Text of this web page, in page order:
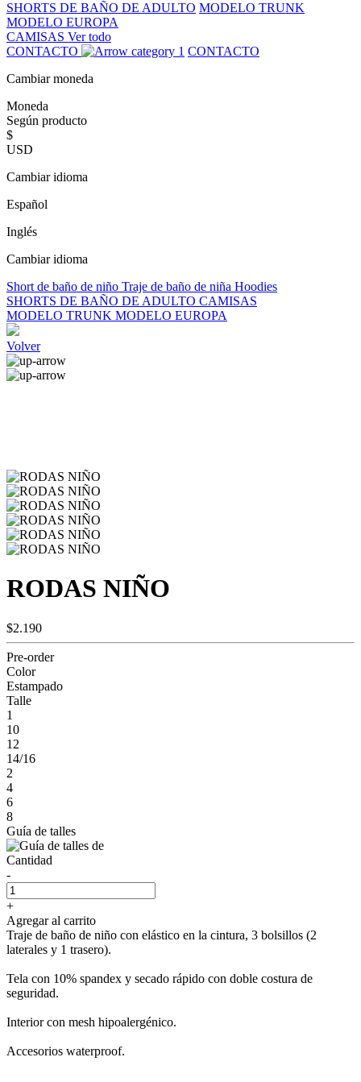
SHORTS DE BAÑO DE ADULTO MODELO TRUNK
MODELO EUROPA
CAMISAS Ver todo
CONTACTO
CONTACTO
Cambiar moneda
Moneda
Según producto
$
USD
Cambiar idioma
Español
Inglés
Cambiar idioma
Short de baño de niño Traje de baño de niña Hoodies
SHORTS DE BAÑO DE ADULTO CAMISAS
MODELO TRUNK MODELO EUROPA
Volver
RODAS NIÑO
$2.190
Pre-order
Color
Estampado
Talle
1
10
12
14/16
2
4
6
8
Guía de talles
Cantidad
-
+
Agregar al carrito
Traje de baño de niño con elástico en la cintura, 3 bolsillos (2
laterales y 1 trasero).
Tela con 10% spandex y secado rápido con doble costura de
seguridad.
Interior con mesh hipoalergénico.
Accesorios waterproof.